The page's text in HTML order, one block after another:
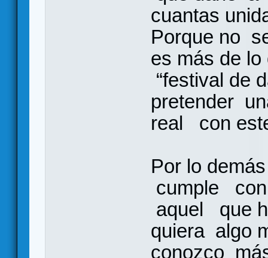
cuantas
Porque no
es más de
“festival de
pretender
real con
Por lo
cumple
aquel que
quiera algo
conozco